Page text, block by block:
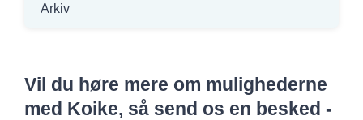
Arkiv
Vil du høre mere om mulighederne
med Koike, så send os en besked -